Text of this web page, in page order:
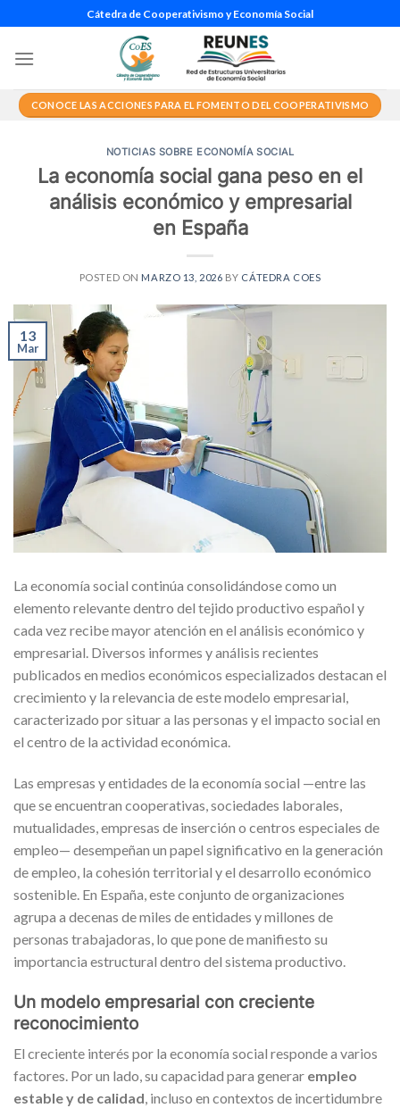
al
contenido
Cátedra de Cooperativismo y Economía Social
CONOCE LAS ACCIONES PARA EL FOMENTO DEL COOPERATIVISMO
NOTICIAS SOBRE ECONOMÍA SOCIAL
La economía social gana peso en el
análisis económico y empresarial
en España
POSTED ON MARZO 13, 2026 BY CÁTEDRA COES
13
Mar
La economía social continúa consolidándose como un
elemento relevante dentro del tejido productivo español y
cada vez recibe mayor atención en el análisis económico y
empresarial. Diversos informes y análisis recientes
publicados en medios económicos especializados destacan el
crecimiento y la relevancia de este modelo empresarial,
caracterizado por situar a las personas y el impacto social en
el centro de la actividad económica.
Las empresas y entidades de la economía social —entre las
que se encuentran cooperativas, sociedades laborales,
mutualidades, empresas de inserción o centros especiales de
empleo— desempeñan un papel significativo en la generación
de empleo, la cohesión territorial y el desarrollo económico
sostenible. En España, este conjunto de organizaciones
agrupa a decenas de miles de entidades y millones de
personas trabajadoras, lo que pone de manifiesto su
importancia estructural dentro del sistema productivo.
Un modelo empresarial con creciente
reconocimiento
El creciente interés por la economía social responde a varios
factores. Por un lado, su capacidad para generar empleo
estable y de calidad, incluso en contextos de incertidumbre